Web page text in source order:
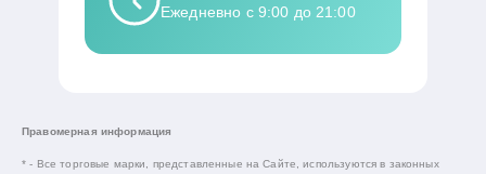
Ежедневно с 9:00 до 21:00
Правомерная информация
* - Все торговые марки, представленные на Сайте, используются в законных